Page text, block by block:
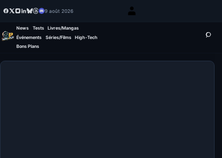
9 août 2026
News Tests
Livres/Mangas
Événements
Séries/Films
High-Tech
Bons Plans